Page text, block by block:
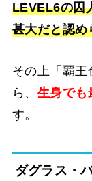
LEVEL6の囚
甚大だと認め
その上「覇
ら、 生身でも
す。
ダグラス・